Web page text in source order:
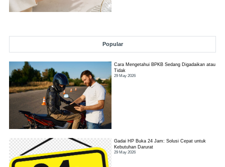
Popular
Cara Mengetahui BPKB Sedang Digadaikan atau
Tidak
29 May 2026
Gadai HP Buka 24 Jam: Solusi Cepat untuk
Kebutuhan Darurat
29 May 2026